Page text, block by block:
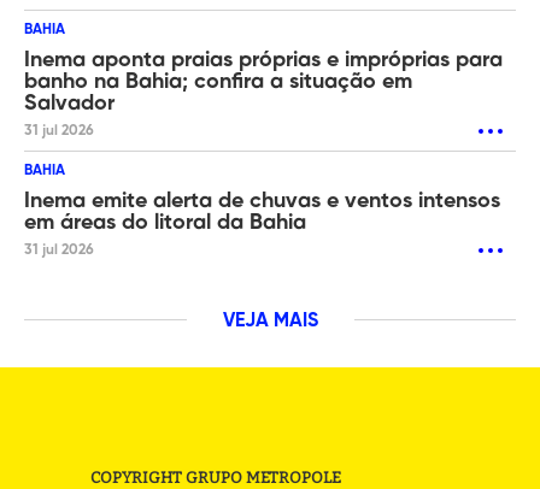
BAHIA
Inema aponta praias próprias e impróprias para
banho na Bahia; confira a situação em
Salvador
31 jul 2026
BAHIA
Inema emite alerta de chuvas e ventos intensos
em áreas do litoral da Bahia
31 jul 2026
VEJA MAIS
COPYRIGHT GRUPO METROPOLE